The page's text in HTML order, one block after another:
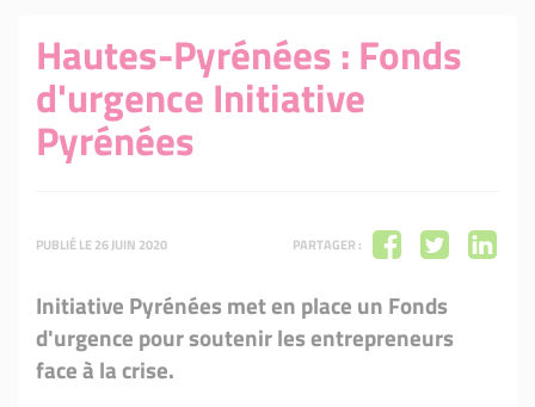
Hautes-Pyrénées : Fonds
d'urgence Initiative
Pyrénées
PUBLIÉ LE 26 JUIN 2020 PARTAGER :
Initiative Pyrénées met en place un Fonds
d'urgence pour soutenir les entrepreneurs
face à la crise.